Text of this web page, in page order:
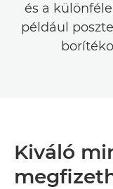
és a
például
Kiváló